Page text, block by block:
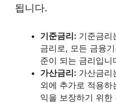
됩니다.
기준금리: 기준금리
금리로, 모든 금융
준이 되는 금리입니
가산금리: 가산금리
외에 추가로 적용하
익을 보장하기 위한